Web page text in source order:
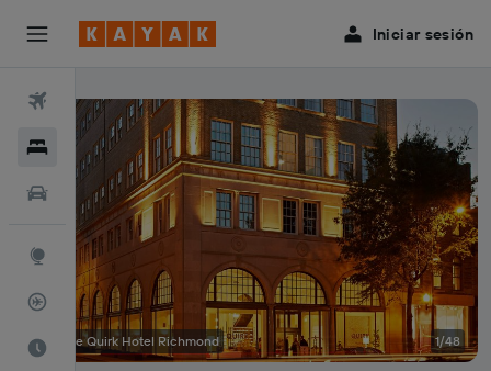
Iniciar sesión
Vuelos
Hoteles
Autos
Explore
Rastreador
Cuándo ir
Fotos de Quirk Hotel Richmond 1/48